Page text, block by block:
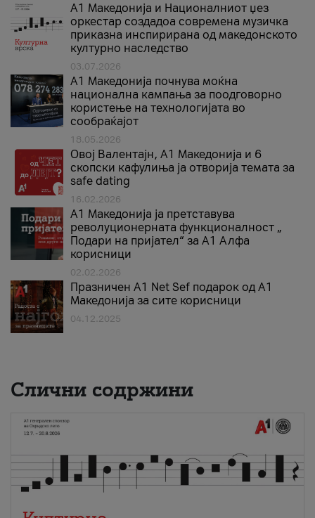
А1 Македонија и Националниот џез
оркестар создадоа современа музичка
приказна инспирирана од македонското
културно наследство
03.07.2026
A1 Македонија почнува моќна
национална кампања за поодговорно
користење на технологијата во
сообраќајот
18.05.2026
Овој Валентајн, A1 Македонија и 6
скопски кафулиња ја отворија темата за
safe dating
16.02.2026
А1 Македонија ја претставува
револуционерната функционалност „
Подари на пријател“ за А1 Алфа
корисници
02.02.2026
Празничен A1 Net Sеf подарок од А1
Македонија за сите корисници
04.12.2025
Слични содржини